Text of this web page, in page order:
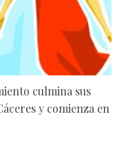
culmina sus
y comienza en